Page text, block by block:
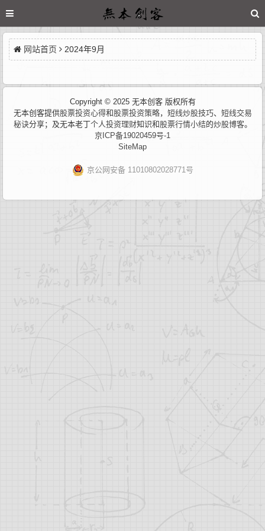
网站首页 2024年9月
Copyright © 2025 无本创客 版权所有
无本创客提供股票投资心得和 股票投资策略， 短线炒股技巧、 短线交易
秘诀分享；及无本老丁个人投资理财知识和 股票行情小结的炒股博客。
京ICP备19020459号-1
SiteMap
京公网安备 11010802028771号